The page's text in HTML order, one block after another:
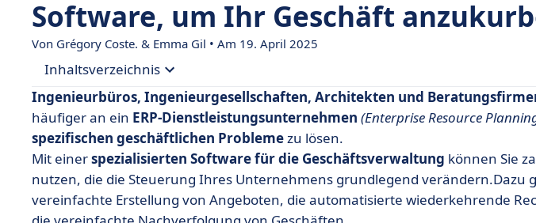
Software, um Ihr Geschäft
Von Grégory Coste. & Emma Gil • Am 19. April 2025
Inhaltsverzeichnis
• Warum sollte man ein ERP-System für Dienstleistungsunternehmen
• Auswahl von 11 ERPs für Dienstleistungsunternehmen
• Akuiteo: Entwickeln Sie sich im Rhythmus ihres Wachstums.
• Axelor: Das skalierbare Open-Source-ERP
Ingenieurbüros, Ingenieurgesellschaften, Architekten und
häufiger an ein ERP-Dienstleistungsunternehmen (Enterprise Resource
spezifischen geschäftlichen Problemezu lösen.
Mit einerspezialisierten Software für die Geschäftsverwaltung können Sie
nutzen, die die Steuerung Ihres Unternehmens grundlegend verändern.Dazu
vereinfachte Erstellung von Angeboten, die automatisierte wiederkehrende